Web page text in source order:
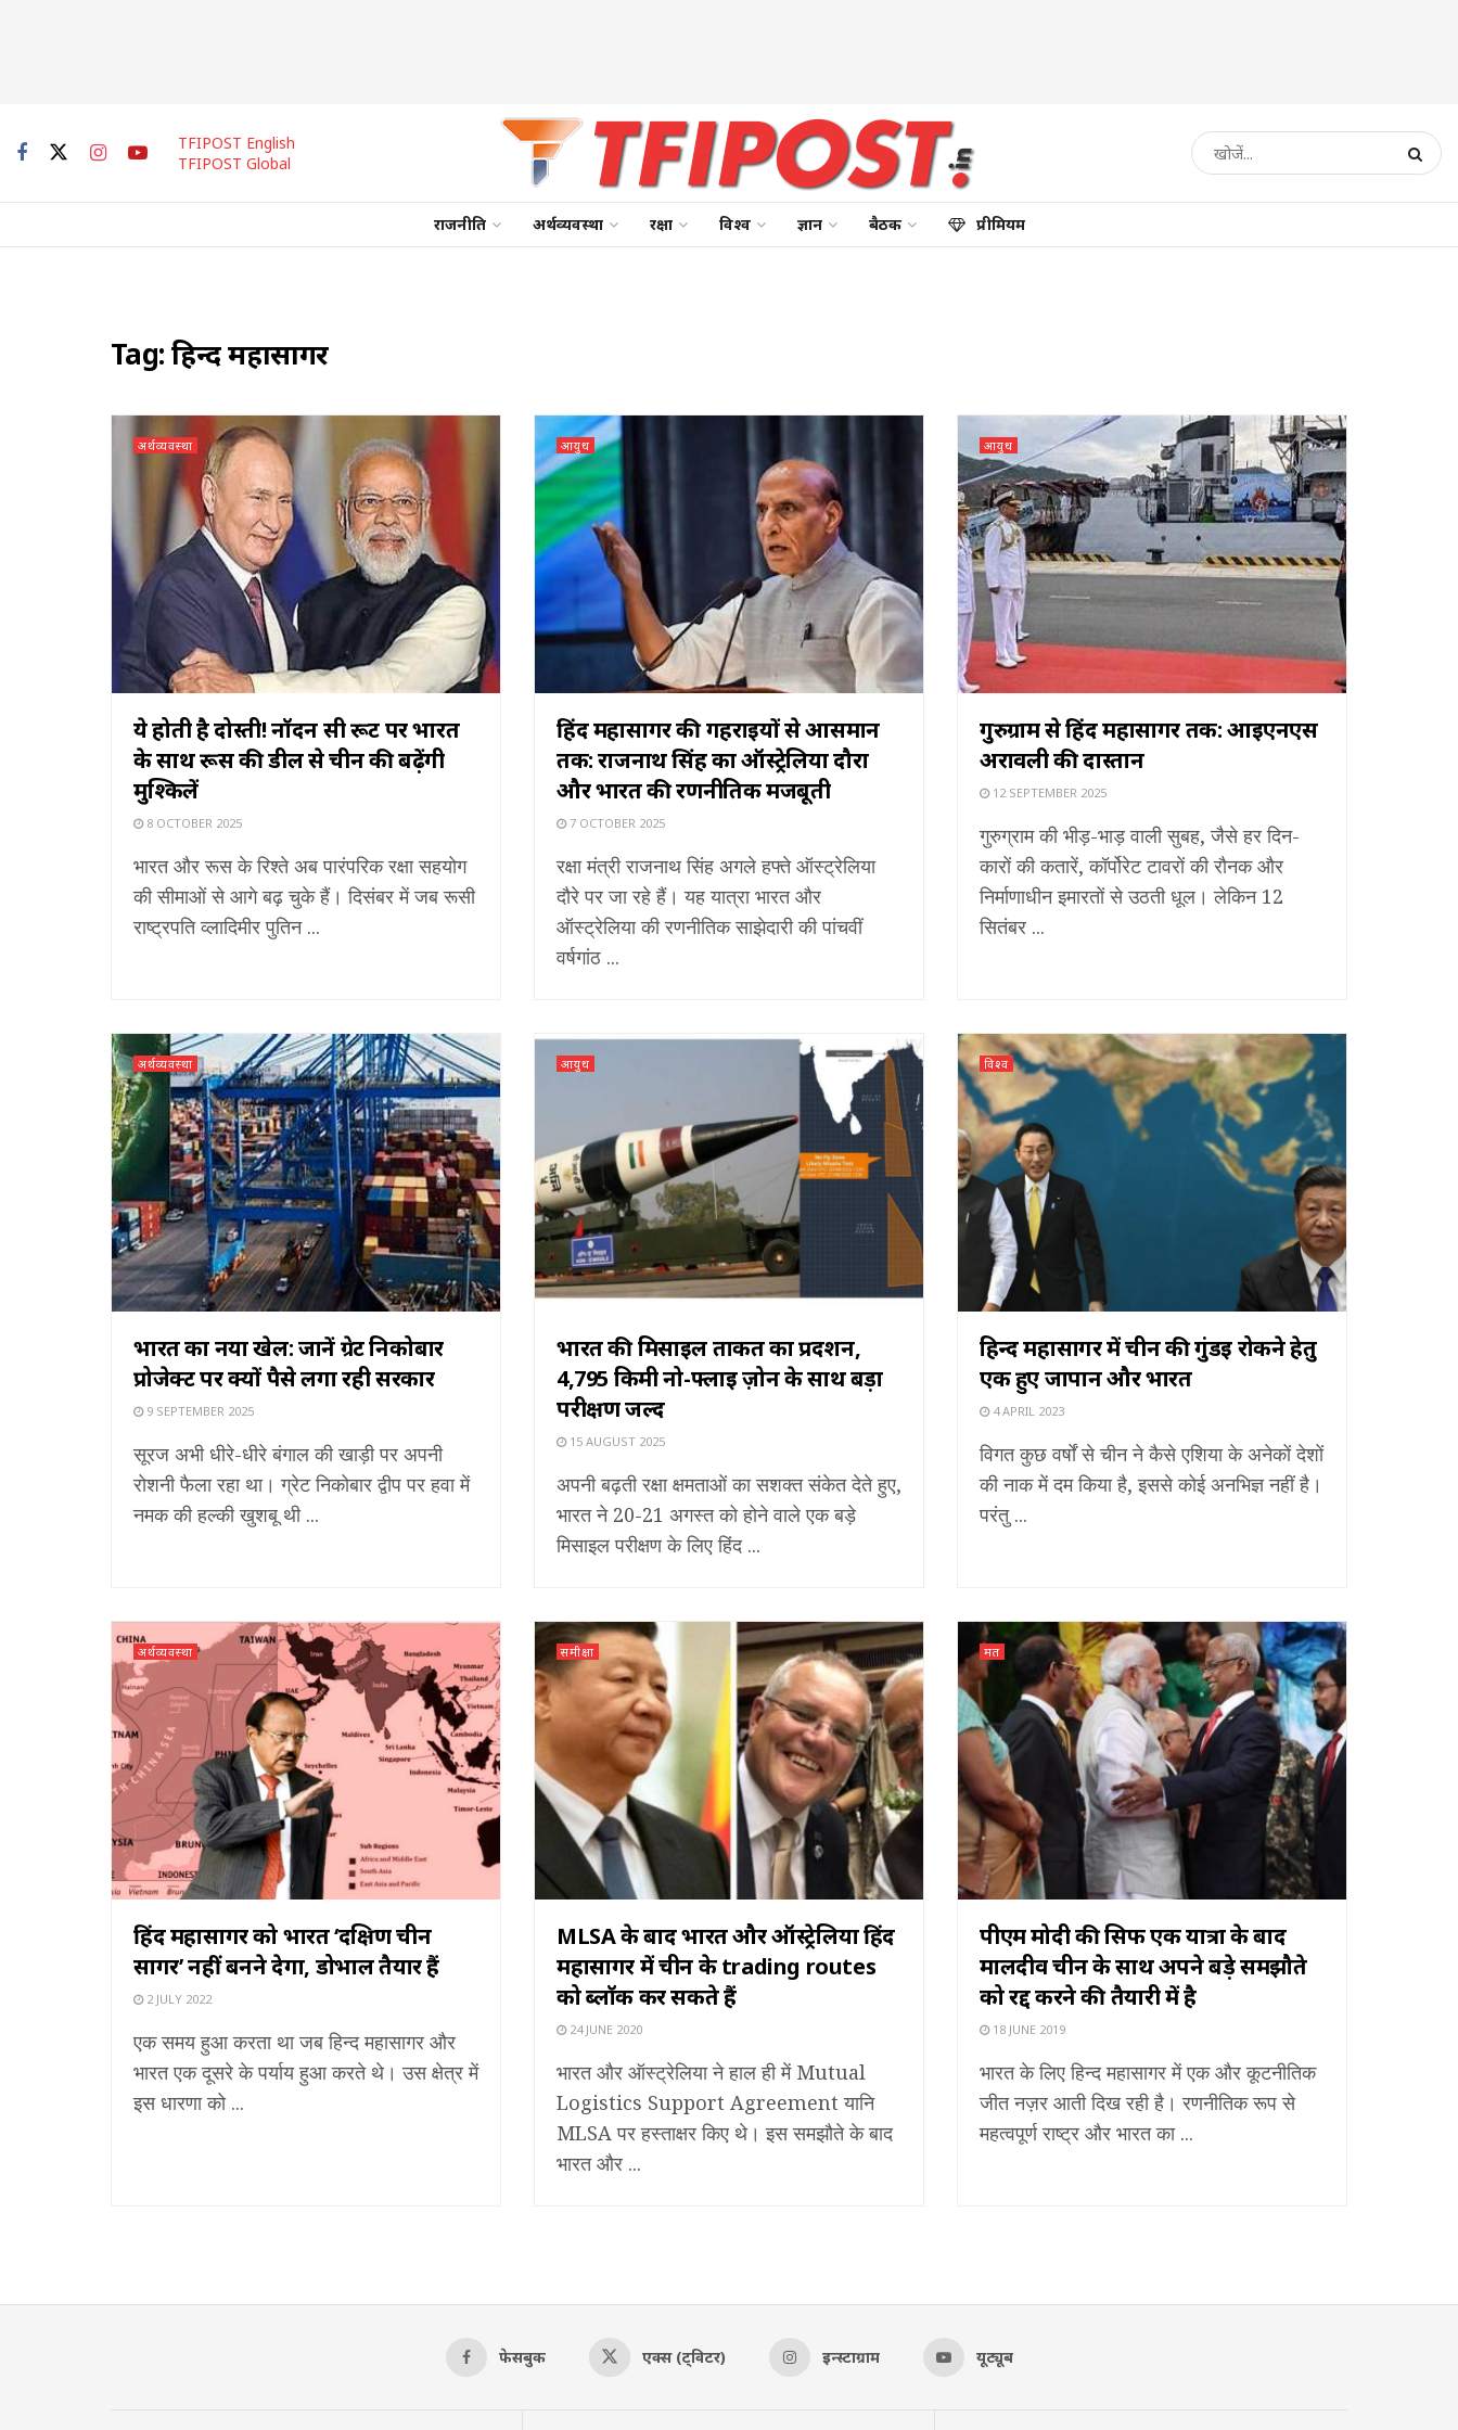
TFIPOST English
TFIPOST Global
राजनीति अर्थव्यवस्था रक्षा विश्व ज्ञान बैठक प्रीमियम
Tag:हिन्द महासागर
अर्थव्यवस्था
ये होती है दोस्ती! नॉर्दर्न सी रूट पर भारत
के साथ रूस की डील से चीन की बढ़ेंगी
मुश्किलें
8 OCTOBER 2025
भारत और रूस के रिश्ते अब पारंपरिक रक्षा सहयोग
की सीमाओं से आगे बढ़ चुके हैं। दिसंबर में जब रूसी
राष्ट्रपति व्लादिमीर पुतिन ...
आयुध
हिंद महासागर की गहराइयों से आसमान
तक: राजनाथ सिंह का ऑस्ट्रेलिया दौरा
और भारत की रणनीतिक मजबूती
7 OCTOBER 2025
रक्षा मंत्री राजनाथ सिंह अगले हफ्ते ऑस्ट्रेलिया
दौरे पर जा रहे हैं। यह यात्रा भारत और
ऑस्ट्रेलिया की रणनीतिक साझेदारी की पांचवीं
वर्षगांठ ...
आयुध
गुरुग्राम से हिंद महासागर तक: आईएनएस
अरावली की दास्तान
12 SEPTEMBER 2025
गुरुग्राम की भीड़-भाड़ वाली सुबह, जैसे हर दिन-
कारों की कतारें, कॉर्पोरेट टावरों की रौनक और
निर्माणाधीन इमारतों से उठती धूल। लेकिन 12
सितंबर ...
अर्थव्यवस्था
भारत का नया खेल: जानें ग्रेट निकोबार
प्रोजेक्ट पर क्यों पैसे लगा रही सरकार
9 SEPTEMBER 2025
सूरज अभी धीरे-धीरे बंगाल की खाड़ी पर अपनी
रोशनी फैला रहा था। ग्रेट निकोबार द्वीप पर हवा में
नमक की हल्की खुशबू थी ...
आयुध
भारत की मिसाइल ताकत का प्रदर्शन,
4,795 किमी नो-फ्लाई ज़ोन के साथ बड़ा
परीक्षण जल्द
15 AUGUST 2025
अपनी बढ़ती रक्षा क्षमताओं का सशक्त संकेत देते हुए,
भारत ने 20-21 अगस्त को होने वाले एक बड़े
मिसाइल परीक्षण के लिए हिंद ...
विश्व
हिन्द महासागर में चीन की गुंडई रोकने हेतु
एक हुए जापान और भारत
4 APRIL 2023
विगत कुछ वर्षों से चीन ने कैसे एशिया के अनेकों देशों
की नाक में दम किया है, इससे कोई अनभिज्ञ नहीं है।
परंतु ...
अर्थव्यवस्था
हिंद महासागर को भारत ‘दक्षिण चीन
सागर’ नहीं बनने देगा, डोभाल तैयार हैं
2 JULY 2022
एक समय हुआ करता था जब हिन्द महासागर और
भारत एक दूसरे के पर्याय हुआ करते थे। उस क्षेत्र में
इस धारणा को ...
समीक्षा
MLSA के बाद भारत और ऑस्ट्रेलिया हिंद
महासागर में चीन के trading routes
को ब्लॉक कर सकते हैं
24 JUNE 2020
भारत और ऑस्ट्रेलिया ने हाल ही में Mutual
Logistics Support Agreement यानि
MLSA पर हस्ताक्षर किए थे। इस समझौते के बाद
भारत और ...
मत
पीएम मोदी की सिर्फ एक यात्रा के बाद
मालदीव चीन के साथ अपने बड़े समझौते
को रद्द करने की तैयारी में है
18 JUNE 2019
भारत के लिए हिन्द महासागर में एक और कूटनीतिक
जीत नज़र आती दिख रही है। रणनीतिक रूप से
महत्वपूर्ण राष्ट्र और भारत का ...
फेसबुक एक्स (ट्विटर) इन्स्टाग्राम यूट्यूब